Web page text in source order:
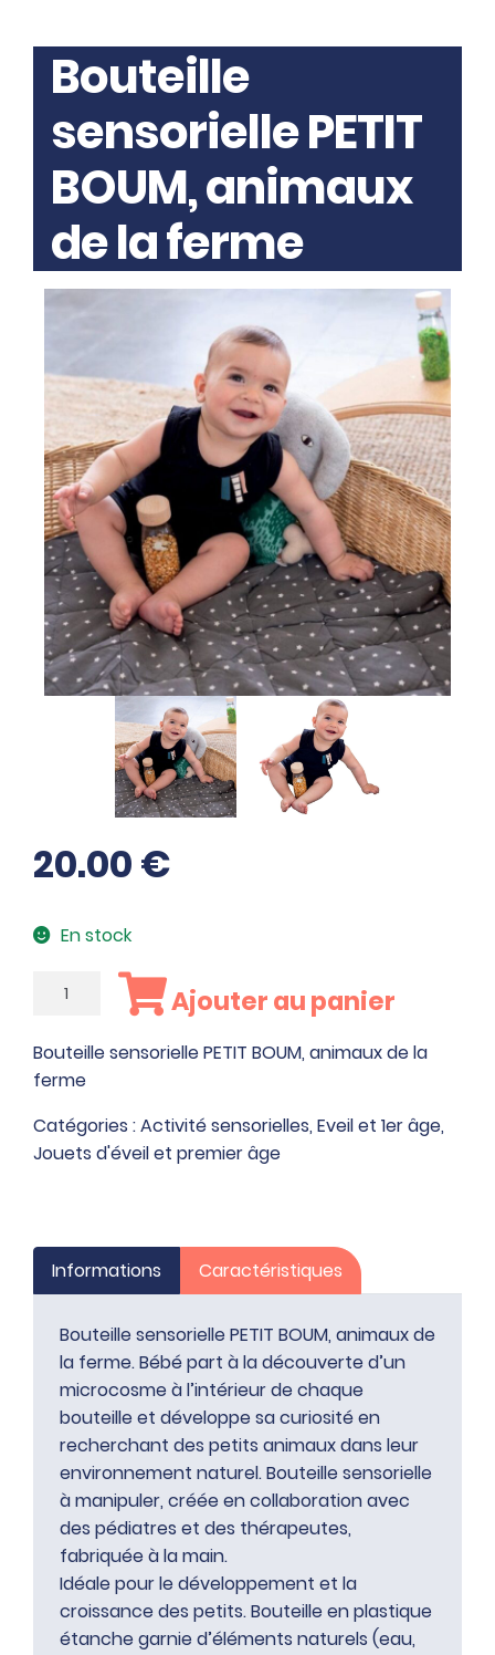
Bouteille
sensorielle PETIT
BOUM, animaux
de la ferme
20.00€
En stock
quantité
Bouteille
sensorielle
PETIT
BOUM,
animaux
Ajouter au panier
Bouteille sensorielle PETIT BOUM, animaux de la
ferme
Catégories :Activité sensorielles, Eveil et 1er âge,
Jouets d'éveil et premier âge
Informations Caractéristiques
Bouteille sensorielle PETIT BOUM, animaux de
la ferme. Bébé part à la découverte d’un
microcosme à l’intérieur de chaque
bouteille et développe sa curiosité en
recherchant des petits animaux dans leur
environnement naturel. Bouteille sensorielle
à manipuler, créée en collaboration avec
des pédiatres et des thérapeutes,
fabriquée à la main.
Idéale pour le développement et la
croissance des petits. Bouteille en plastique
étanche garnie d’éléments naturels (eau,